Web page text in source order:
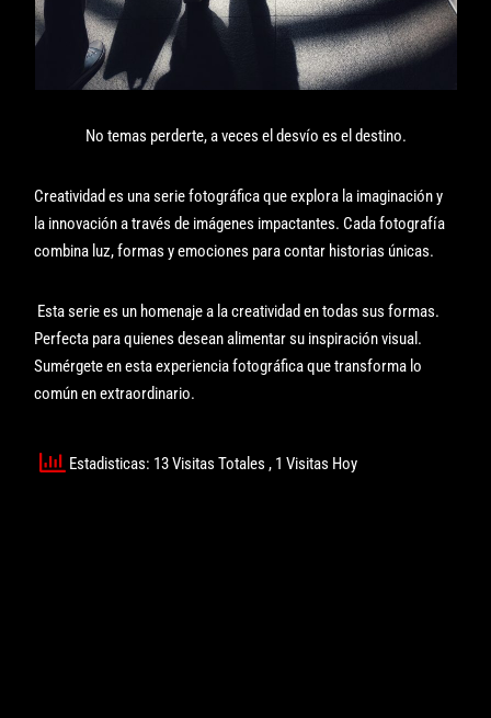
No temas perderte, a veces el desvío es el destino.
Creatividad es una serie fotográfica que explora la imaginación y
la innovación a través de imágenes impactantes. Cada fotografía
combina luz, formas y emociones para contar historias únicas.
Esta serie es un homenaje a la creatividad en todas sus formas.
Perfecta para quienes desean alimentar su inspiración visual.
Sumérgete en esta experiencia fotográfica que transforma lo
común en extraordinario.
Estadisticas: 13 Visitas Totales, 1 Visitas Hoy